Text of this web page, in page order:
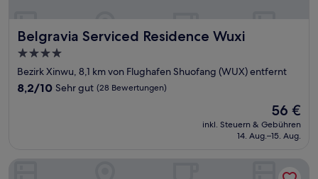
Belgravia Serviced Residence Wuxi
Belgravia Serviced Residence Wuxi
4.0-
Sterne-
Unterkunft
Bezirk Xinwu, 8,1 km von Flughafen Shuofang (WUX) entfernt
8.2
Bewertungen)
8,2/10 Sehr gut (28 Bewertungen)
Der
Preis
beträgt
56 €
inkl. Steuern & Gebühren
14. Aug.–15. Aug.
Crowne Plaza Wuxi Taihu by IHG